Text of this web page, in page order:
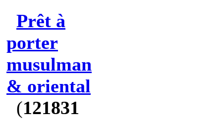
Prêt à
porter
musulman
& oriental
(121831